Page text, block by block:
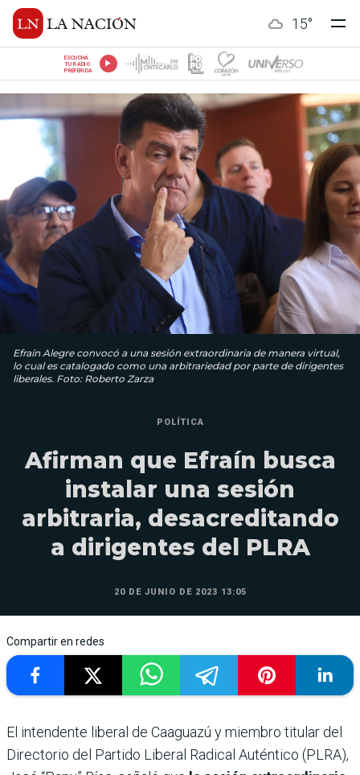
15°
ESCUCHÁ
TU RADIO
PREFERIDA
Efraín Alegre convocó a una sesión extraordinaria de manera virtual,
lo cual es catalogado como una arbitrariedad por parte de dirigentes
liberales. Foto: Roberto Zarza
POLÍTICA
Afirman que Efraín busca
instalar una sesión
arbitraria, desacreditando
a dirigentes del PLRA
20 DE JUNIO DE 2023 13:05
Compartir en redes
El intendente liberal de Caaguazú y miembro titular del
Directorio del Partido Liberal Radical Auténtico (PLRA),